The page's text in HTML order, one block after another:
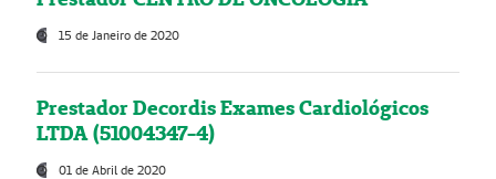
15 de Janeiro de 2020
Prestador Decordis Exames Cardiológicos
LTDA (51004347-4)
01 de Abril de 2020